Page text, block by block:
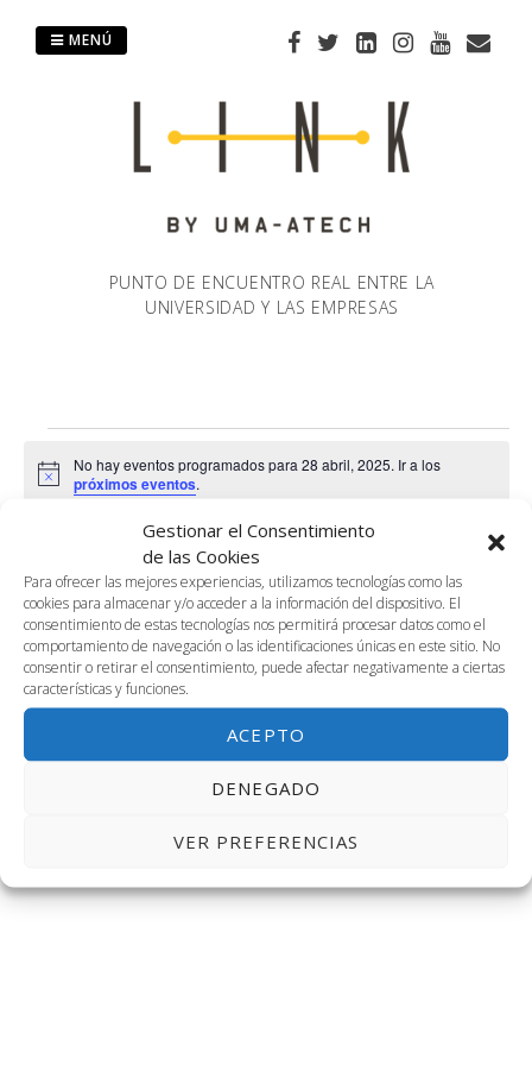
Gestionar el Consentimiento
de las Cookies
Para ofrecer las mejores experiencias, utilizamos tecnologías como las
cookies para almacenar y/o acceder a la información del dispositivo. El
consentimiento de estas tecnologías nos permitirá procesar datos como el
comportamiento de navegación o las identificaciones únicas en este sitio. No
consentir o retirar el consentimiento, puede afectar negativamente a ciertas
características y funciones.
ACEPTO
DENEGADO
VER PREFERENCIAS
PUNTO DE ENCUENTRO REAL ENTRE LA
UNIVERSIDAD Y LAS EMPRESAS
MENÚ
Eventos
28
abril,
2025
Aviso
No hay eventos programados para 28 abril, 2025. Ir a los
próximos eventos.
de
BUSCAR
de
DÍA
2025-04-28
Selecciona
la
fecha.
Día anterior Siguiente día
SUSCRIBIRSE AL CALENDARIO